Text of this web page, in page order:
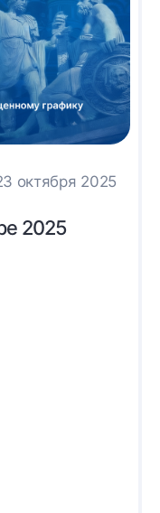
октября 2025
2025